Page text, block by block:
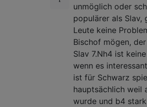
unmöglich oder
populärer als Slav,
Leute keine
Bischof mögen,
Slav 7.Nh4 ist
wenn es
ist für Schwarz
hauptsächlich weil
wurde und b4